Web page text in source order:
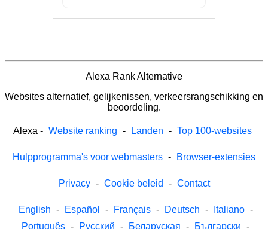
Alexa Rank Alternative
Websites alternatief, gelijkenissen, verkeersrangschikking en
beoordeling.
Alexa - Website ranking - Landen - Top 100-websites
Hulpprogramma's voor webmasters - Browser-extensies
Privacy - Cookie beleid - Contact
English - Español - Français - Deutsch - Italiano -
Português - Русский - Беларуская - Български -